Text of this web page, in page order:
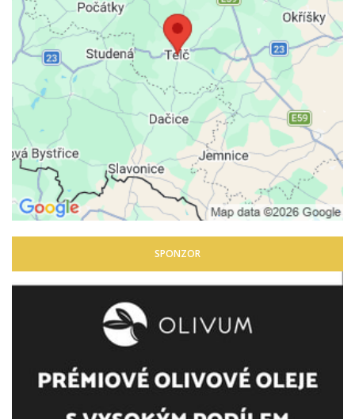
SPONZOR